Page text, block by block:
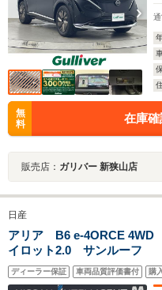
無
料
在庫
販売店： ガリバー 新狭山店
日産
アリア B6 e-4ORCE
イロット2.0 サンルーフ
ディーラー保証 車両品質評価書付 購